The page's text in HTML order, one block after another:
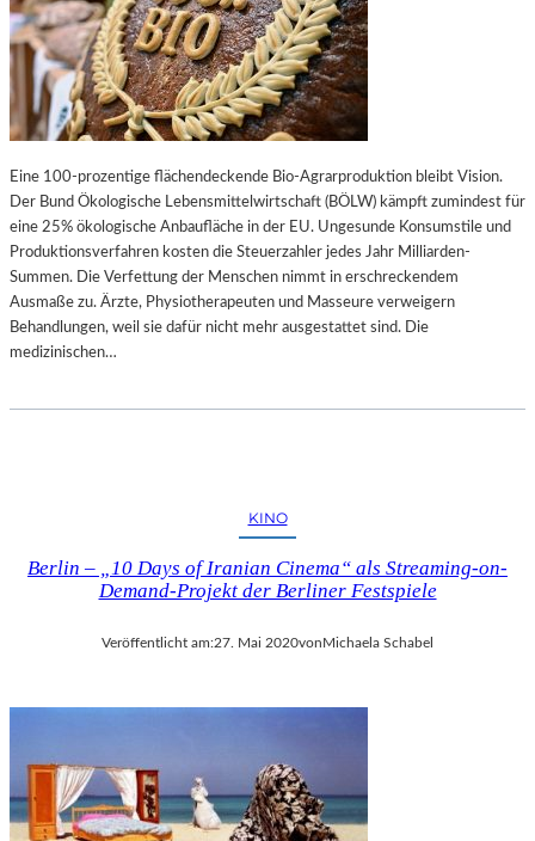
Eine 100-prozentige flächendeckende Bio-Agrarproduktion bleibt Vision.
Der Bund Ökologische Lebensmittelwirtschaft (BÖLW) kämpft zumindest für
eine 25% ökologische Anbaufläche in der EU. Ungesunde Konsumstile und
Produktionsverfahren kosten die Steuerzahler jedes Jahr Milliarden-
Summen. Die Verfettung der Menschen nimmt in erschreckendem
Ausmaße zu. Ärzte, Physiotherapeuten und Masseure verweigern
Behandlungen, weil sie dafür nicht mehr ausgestattet sind. Die
medizinischen…
KINO
Berlin – „10 Days of Iranian Cinema“ als Streaming-on-
Demand-Projekt der Berliner Festspiele
Veröffentlicht am:27. Mai 2020vonMichaela Schabel